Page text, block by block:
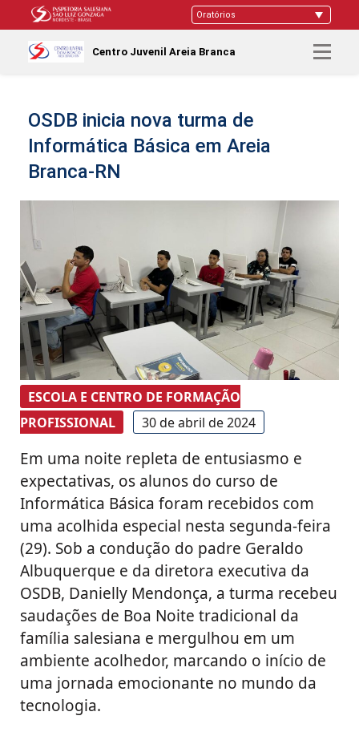
Centro Juvenil Areia Branca
OSDB inicia nova turma de
Informática Básica em Areia
Branca-RN
ESCOLA E CENTRO DE FORMAÇÃO
PROFISSIONAL
30 de abril de 2024
Em uma noite repleta de entusiasmo e
expectativas, os alunos do curso de
Informática Básica foram recebidos com
uma acolhida especial nesta segunda-feira
(29). Sob a condução do padre Geraldo
Albuquerque e da diretora executiva da
OSDB, Danielly Mendonça, a turma recebeu
saudações de Boa Noite tradicional da
família salesiana e mergulhou em um
ambiente acolhedor, marcando o início de
uma jornada emocionante no mundo da
tecnologia.